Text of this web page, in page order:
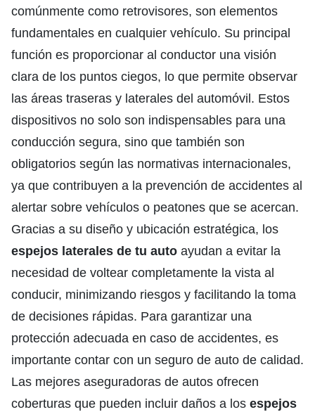
comúnmente como retrovisores, son elementos
fundamentales en cualquier vehículo. Su principal
función es proporcionar al conductor una visión
clara de los puntos ciegos, lo que permite observar
las áreas traseras y laterales del automóvil. Estos
dispositivos no solo son indispensables para una
conducción segura, sino que también son
obligatorios según las normativas internacionales,
ya que contribuyen a la prevención de accidentes al
alertar sobre vehículos o peatones que se acercan.
Gracias a su diseño y ubicación estratégica, los
espejos laterales de tu auto ayudan a evitar la
necesidad de voltear completamente la vista al
conducir, minimizando riesgos y facilitando la toma
de decisiones rápidas. Para garantizar una
protección adecuada en caso de accidentes, es
importante contar con un seguro de auto de calidad.
Las mejores aseguradoras de autos ofrecen
coberturas que pueden incluir daños a los espejos